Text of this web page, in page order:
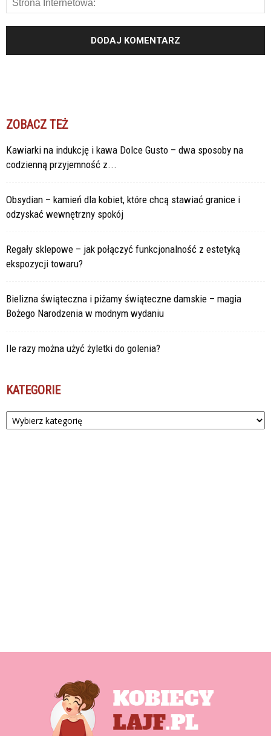
ZOBACZ TEŻ
Kawiarki na indukcję i kawa Dolce Gusto – dwa sposoby na
codzienną przyjemność z...
Obsydian – kamień dla kobiet, które chcą stawiać granice i
odzyskać wewnętrzny spokój
Regały sklepowe – jak połączyć funkcjonalność z estetyką
ekspozycji towaru?
Bielizna świąteczna i piżamy świąteczne damskie – magia
Bożego Narodzenia w modnym wydaniu
Ile razy można użyć żyletki do golenia?
KATEGORIE
Kategorie